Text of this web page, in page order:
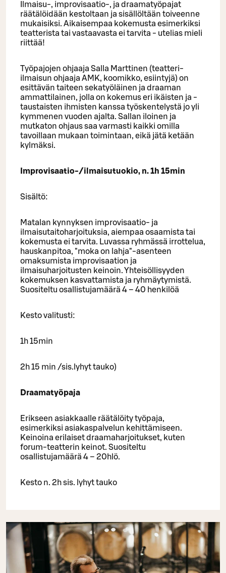
Ilmaisu-, improvisaatio-, ja draamatyöpajat
räätälöidään kestoltaan ja sisällöltään toiveenne
mukaisiksi. Aikaisempaa kokemusta esimerkiksi
teatterista tai vastaavasta ei tarvita - utelias mieli
riittää!
Työpajojen ohjaaja Salla Marttinen (teatteri-
ilmaisun ohjaaja AMK, koomikko, esiintyjä) on
esittävän taiteen sekatyöläinen ja draaman
ammattilainen, jolla on kokemus eri ikäisten ja -
taustaisten ihmisten kanssa työskentelystä jo yli
kymmenen vuoden ajalta. Sallan iloinen ja
mutkaton ohjaus saa varmasti kaikki omilla
tavoillaan mukaan toimintaan, eikä jätä ketään
kylmäksi.
Improvisaatio-/ilmaisutuokio, n. 1h 15min
Sisältö:
Matalan kynnyksen improvisaatio- ja
ilmaisutaitoharjoituksia, aiempaa osaamista tai
kokemusta ei tarvita. Luvassa ryhmässä irrottelua,
hauskanpitoa, "moka on lahja"-asenteen
omaksumista improvisaation ja
ilmaisuharjoitusten keinoin. Yhteisöllisyyden
kokemuksen kasvattamista ja ryhmäytymistä.
Suositeltu osallistujamäärä 4 – 40 henkilöä
Kesto valitusti:
1h 15min
2h 15 min /sis.lyhyt tauko)
Draamatyöpaja
Erikseen asiakkaalle räätälöity työpaja,
esimerkiksi asiakaspalvelun kehittämiseen.
Keinoina erilaiset draamaharjoitukset, kuten
forum-teatterin keinot. Suositeltu
osallistujamäärä 4 – 20hlö.
Kesto n. 2h sis. lyhyt tauko